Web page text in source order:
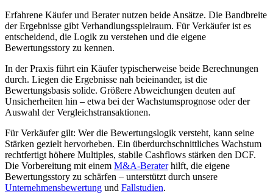
Erfahrene Käufer und Berater nutzen beide Ansätze. Die Bandbreite
der Ergebnisse gibt Verhandlungsspielraum. Für Verkäufer ist es
entscheidend, die Logik zu verstehen und die eigene
Bewertungsstory zu kennen.
In der Praxis führt ein Käufer typischerweise beide Berechnungen
durch. Liegen die Ergebnisse nah beieinander, ist die
Bewertungsbasis solide. Größere Abweichungen deuten auf
Unsicherheiten hin – etwa bei der Wachstumsprognose oder der
Auswahl der Vergleichstransaktionen.
Für Verkäufer gilt: Wer die Bewertungslogik versteht, kann seine
Stärken gezielt hervorheben. Ein überdurchschnittliches Wachstum
rechtfertigt höhere Multiples, stabile Cashflows stärken den DCF.
Die Vorbereitung mit einem M&A-Beraterhilft, die eigene
Bewertungsstory zu schärfen – unterstützt durch unsere
Unternehmensbewertung und Fallstudien.